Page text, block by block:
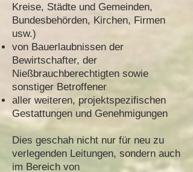
Kreise, Städte und Gemeinden,
Bundesbehörden, Kirchen, Firmen
usw.)
von Bauerlaubnissen der
Bewirtschafter, der
Nießbrauchberechtigten sowie
sonstiger Betroffener
aller weiteren, projektspezifischen
Gestattungen und Genehmigungen
Dies geschah nicht nur für neu zu
verlegenden Leitungen, sondern auch
im Bereich von